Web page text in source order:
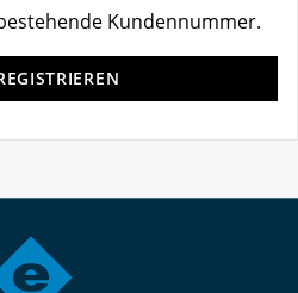
Kundennummer.